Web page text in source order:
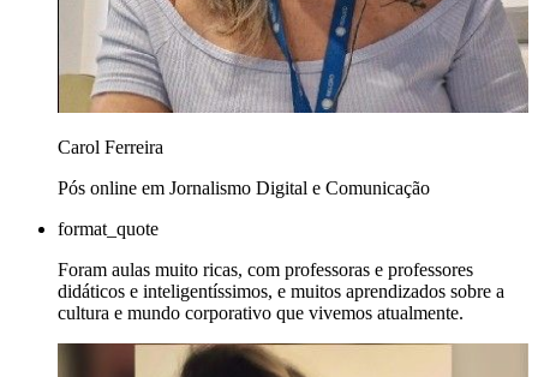
Carol Ferreira
Pós online em Jornalismo Digital e Comunicação
format_quote
Foram aulas muito ricas, com professoras e professores
didáticos e inteligentíssimos, e muitos aprendizados sobre a
cultura e mundo corporativo que vivemos atualmente.